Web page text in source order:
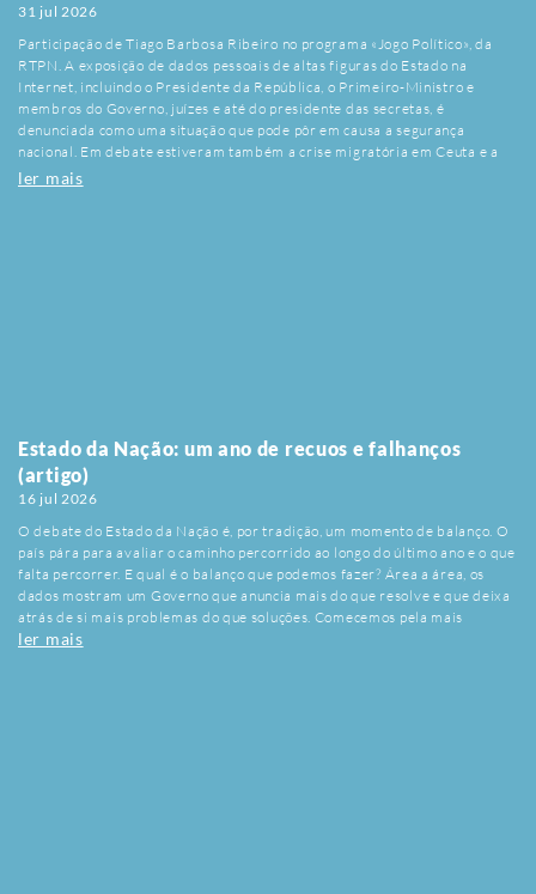
31 jul 2026
Participação de Tiago Barbosa Ribeiro no programa «Jogo Político», da
RTPN. A exposição de dados pessoais de altas figuras do Estado na
Internet, incluindo o Presidente da República, o Primeiro-Ministro e
membros do Governo, juízes e até do presidente das secretas, é
denunciada como uma situação que pode pôr em causa a segurança
nacional. Em debate estiveram também a crise migratória em Ceuta e a
situação do Ministro da Administração Interna.
ler mais
Estado da Nação: um ano de recuos e falhanços
(artigo)
16 jul 2026
O debate do Estado da Nação é, por tradição, um momento de balanço. O
país pára para avaliar o caminho percorrido ao longo do último ano e o que
falta percorrer. E qual é o balanço que podemos fazer? Área a área, os
dados mostram um Governo que anuncia mais do que resolve e que deixa
atrás de si mais problemas do que soluções. Comecemos pela mais
recente. Milhares de famílias vivem dias de angústia por causa do
ler mais